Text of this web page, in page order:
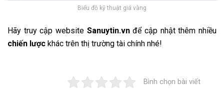
Biểu đồ kỹ thuật giá vàng
Hãy truy cập website Sanuytin.vnđể cập nhật thêm nhiều
chiến lược khác trên thị trường tài chính nhé!
Bình chọn bài viết